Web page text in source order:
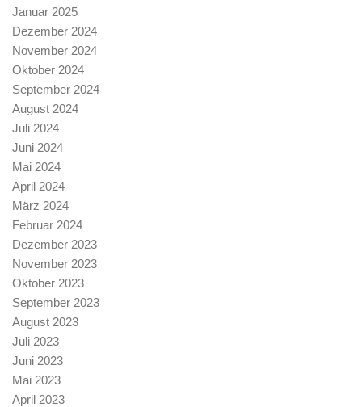
Januar 2025
Dezember 2024
November 2024
Oktober 2024
September 2024
August 2024
Juli 2024
Juni 2024
Mai 2024
April 2024
März 2024
Februar 2024
Dezember 2023
November 2023
Oktober 2023
September 2023
August 2023
Juli 2023
Juni 2023
Mai 2023
April 2023